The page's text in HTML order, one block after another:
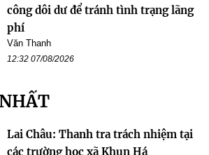
công dôi dư để tránh tình trạng lãng
phí
Văn Thanh
12:32 07/08/2026
Lai Châu: Thanh tra trách nhiệm tại
các trường học xã Khun Há